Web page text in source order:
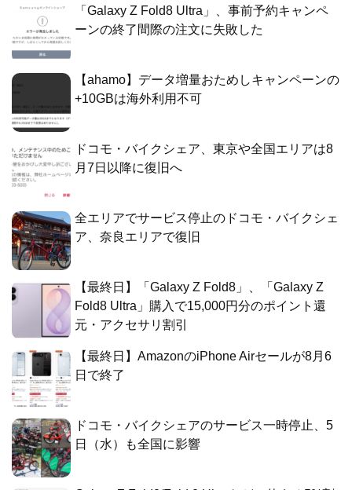
「Galaxy Z Fold8 Ultra」、事前予約キャンペ
ーンの終了間際の注文に失敗した
【ahamo】データ増量おためしキャンペーンの
+10GBは海外利用不可
ドコモ・バイクシェア、東京や全国エリアは8
月7日以降に復旧へ
全エリアでサービス停止のドコモ・バイクシェ
ア、奈良エリアで復旧
【最終日】「Galaxy Z Fold8」、「Galaxy Z
Fold8 Ultra」購入で15,000円分のポイント還
元・アクセサリ割引
【最終日】AmazonのiPhone Airセールが8月6
日で終了
ドコモ・バイクシェアのサービス一時停止、5
日（水）も全国に影響